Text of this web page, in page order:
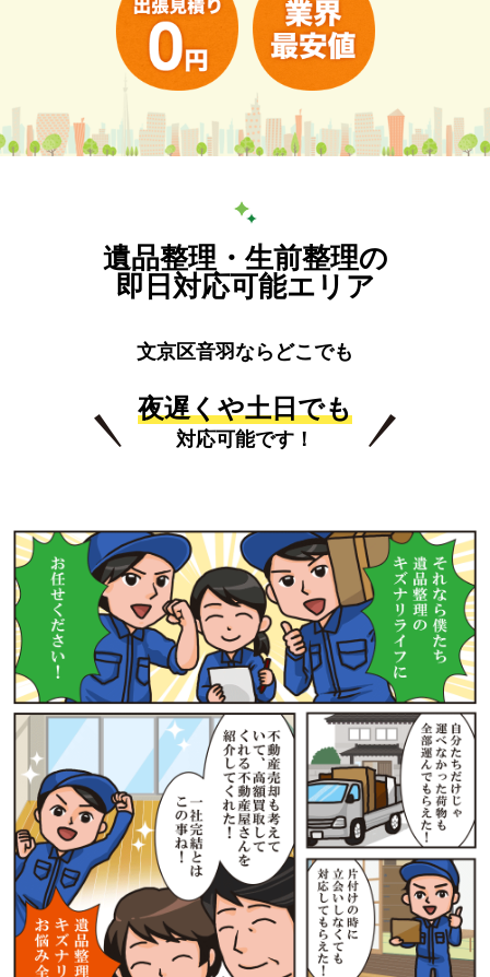
遺品整理・生前整理の
即日対応可能エリア
文京区音羽ならどこでも
夜遅くや土日でも
対応可能です！